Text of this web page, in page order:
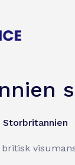
Storbritannien